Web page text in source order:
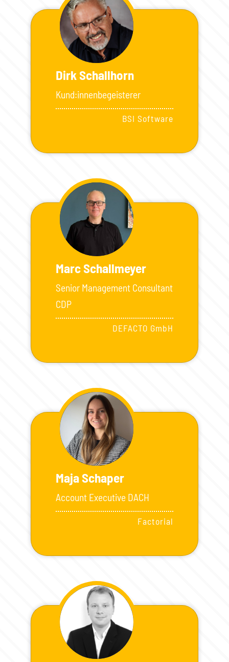
Dirk Schallhorn
Kund:innenbegeisterer
BSI Software
Marc Schallmeyer
Senior Management Consultant
CDP
DEFACTO GmbH
Maja Schaper
Account Executive DACH
Factorial